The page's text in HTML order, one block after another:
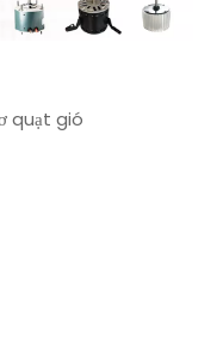
quạt gió